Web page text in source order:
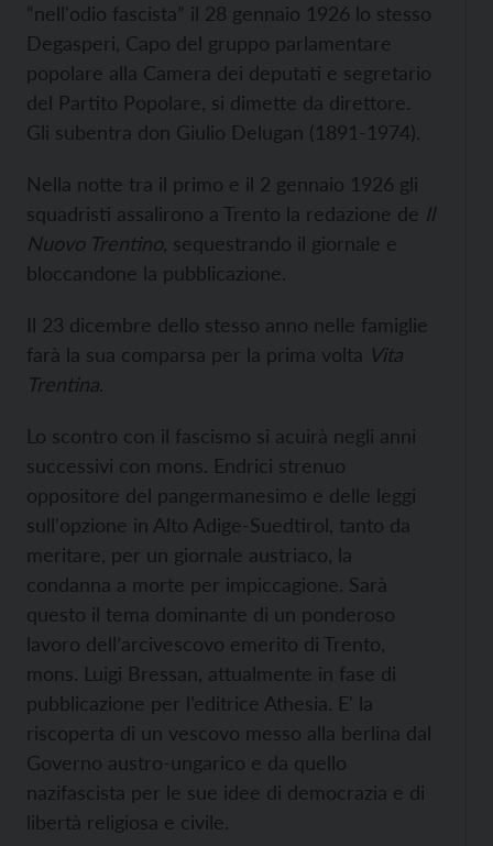
“nell'odio fascista” il 28 gennaio 1926 lo stesso
Degasperi, Capo del gruppo parlamentare
popolare alla Camera dei deputati e segretario
del Partito Popolare, si dimette da direttore.
Gli subentra don Giulio Delugan (1891-1974).
Nella notte tra il primo e il 2 gennaio 1926 gli
squadristi assalirono a Trento la redazione de Il
Nuovo Trentino , sequestrando il giornale e
bloccandone la pubblicazione.
Il 23 dicembre dello stesso anno nelle famiglie
farà la sua comparsa per la prima volta Vita
Trentina.
Lo scontro con il fascismo si acuirà negli anni
successivi con mons. Endrici strenuo
oppositore del pangermanesimo e delle leggi
sull'opzione in Alto Adige-Suedtirol, tanto da
meritare, per un giornale austriaco, la
condanna a morte per impiccagione. Sarà
questo il tema dominante di un ponderoso
lavoro dell’arcivescovo emerito di Trento,
mons. Luigi Bressan, attualmente in fase di
pubblicazione per l’editrice Athesia. E' la
riscoperta di un vescovo messo alla berlina dal
Governo austro-ungarico e da quello
nazifascista per le sue idee di democrazia e di
libertà religiosa e civile.